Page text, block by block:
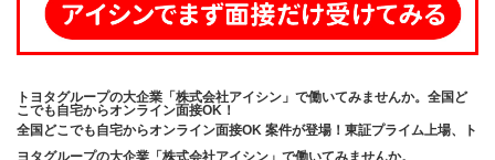
トヨタグループの大企業「株式会社アイシン」で働いてみませんか。全国ど
こでも自宅からオンライン面接OK！
全国どこでも自宅からオンライン面接OK 案件が登場！東証プライム上場、ト
ヨタグループの大企業「株式会社アイシン」で働いてみませんか。